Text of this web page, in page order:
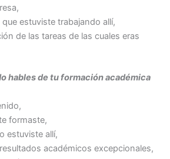
estuviste trabajando allí,
de las tareas de las cuales eras
hables de tu formación académica
formaste,
estuviste allí,
académicos excepcionales,